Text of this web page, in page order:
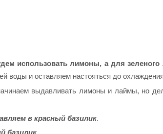
использовать лимоны, а для
воды и оставляем настояться до
выдавливать лимоны и лаймы, но
в красный базилик.